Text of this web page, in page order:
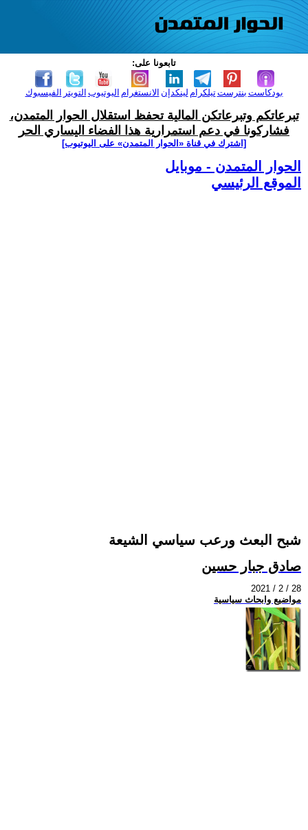
تابعونا على:
الفيسبوك التويتر اليوتيوب الانستغرام لينكدإن تيلكرامبنترست بودكاست
تبرعاتكم وتبرعاتكن المالية تحفظ استقلال الحوار المتمدن،
فشاركونا في دعم استمرارية هذا الفضاء اليساري الحر
[اشترك في قناة ‫«الحوار المتمدن» على اليوتيوب]
الحوار المتمدن - موبايل
الموقع الرئيسي
شبح البعث ورعب سياسي الشيعة
صادق جبار حسين
2021 / 2 / 28
مواضيع وابحاث سياسية